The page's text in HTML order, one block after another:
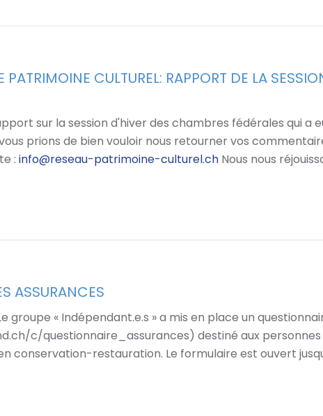
PATRIMOINE CULTUREL: RAPPORT DE LA
sur la session d'hiver des chambres fédérales qui a
prions de bien vouloir nous retourner vos
: info@reseau-patrimoine-culturel.ch Nous nous
ASSURANCES
groupe « Indépendant.e.s » a mis en place un
c/questionnaire_assurances) destiné aux
conservation-restauration. Le formulaire est ouvert